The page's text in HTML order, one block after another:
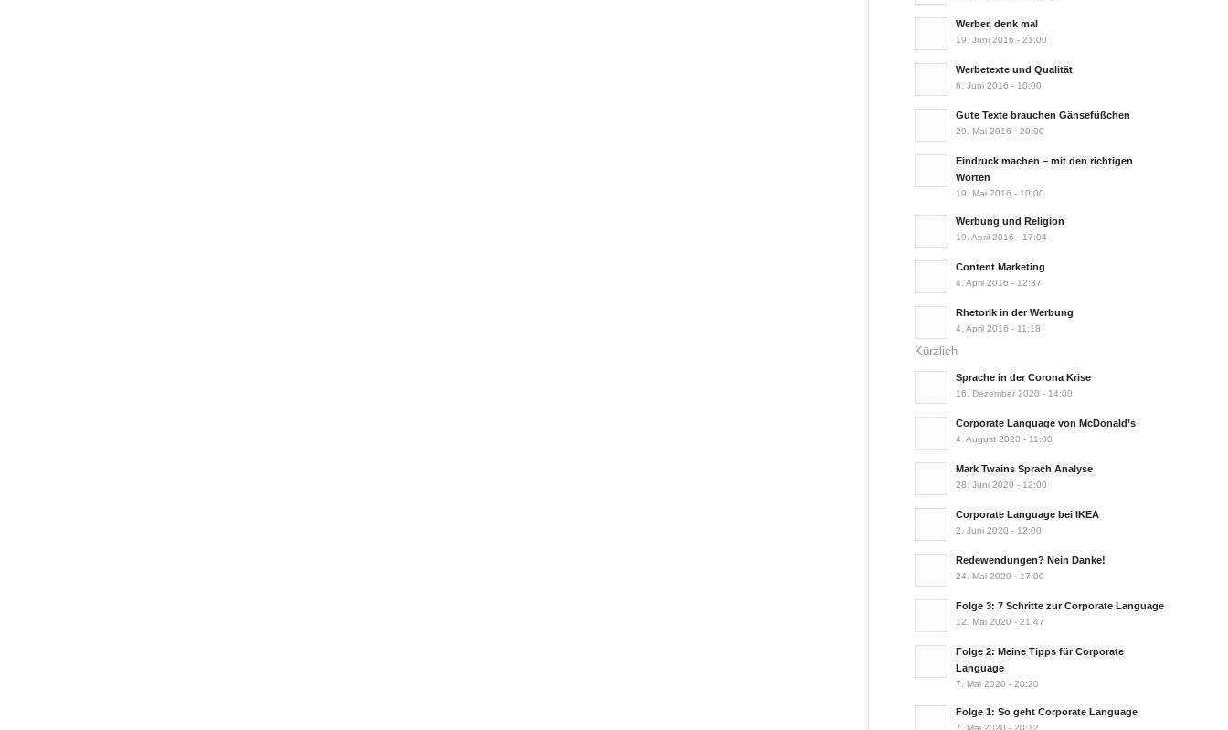
Werber, denk mal
19. Juni 2016 - 21:00
Werbetexte und Qualität
6. Juni 2016 - 10:00
Gute Texte brauchen Gänsefüßchen
29. Mai 2016 - 20:00
Eindruck machen – mit den richtigen
Worten
19. Mai 2016 - 10:00
Werbung und Religion
19. April 2016 - 17:04
Content Marketing
4. April 2016 - 12:37
Rhetorik in der Werbung
4. April 2016 - 11:18
Kürzlich
Sprache in der Corona Krise
16. Dezember 2020 - 14:00
Corporate Language von McDonald’s
4. August 2020 - 11:00
Mark Twains Sprach Analyse
28. Juni 2020 - 12:00
Corporate Language bei IKEA
2. Juni 2020 - 12:00
Redewendungen? Nein Danke!
24. Mai 2020 - 17:00
Folge 3: 7 Schritte zur Corporate Language
12. Mai 2020 - 21:47
Folge 2: Meine Tipps für Corporate
Language
7. Mai 2020 - 20:20
Folge 1: So geht Corporate Language
7. Mai 2020 - 20:12